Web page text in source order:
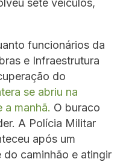
sete veículos,
funcionários da
e Infraestrutura
do
se abriu na
a manhã. O buraco
A Polícia Militar
após um
caminhão e atingir